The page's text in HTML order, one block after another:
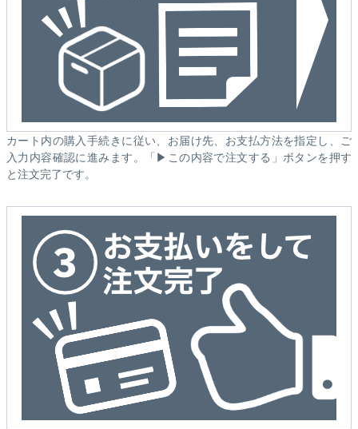
カート内の購入手続きに従い、お届け先、お支払方法を指定し、ご
入力内容確認に進みます。「▶この内容で注文する」ボタンを押す
と注文完了です。